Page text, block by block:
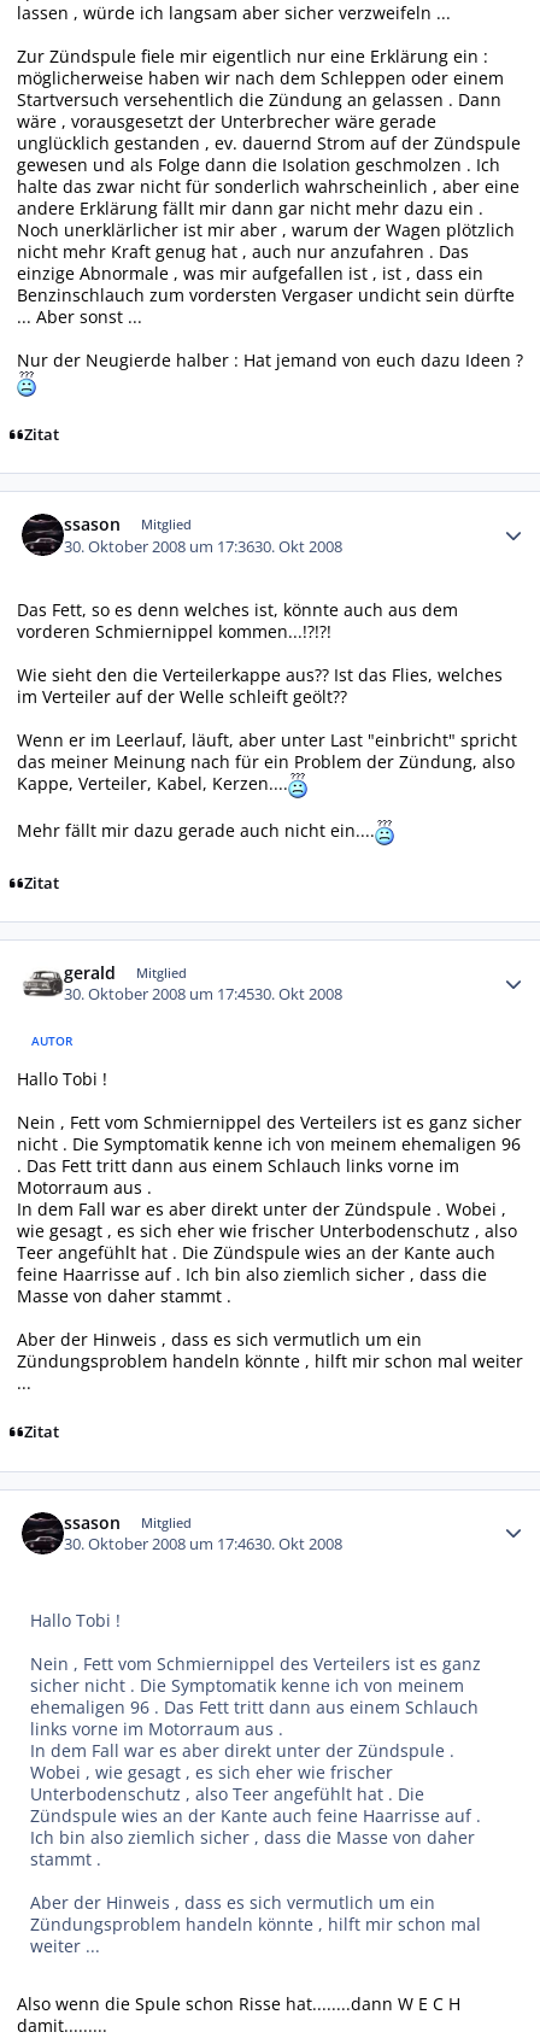
lassen , würde ich langsam aber sicher verzweifeln ...
Zur Zündspule fiele mir eigentlich nur eine Erklärung ein :
möglicherweise haben wir nach dem Schleppen oder einem
Startversuch versehentlich die Zündung an gelassen . Dann
wäre , vorausgesetzt der Unterbrecher wäre gerade
unglücklich gestanden , ev. dauernd Strom auf der Zündspule
gewesen und als Folge dann die Isolation geschmolzen . Ich
halte das zwar nicht für sonderlich wahrscheinlich , aber eine
andere Erklärung fällt mir dann gar nicht mehr dazu ein .
Noch unerklärlicher ist mir aber , warum der Wagen plötzlich
nicht mehr Kraft genug hat , auch nur anzufahren . Das
einzige Abnormale , was mir aufgefallen ist , ist , dass ein
Benzinschlauch zum vordersten Vergaser undicht sein dürfte
... Aber sonst ...
Nur der Neugierde halber : Hat jemand von euch dazu Ideen ?
Zitat
ssason Mitglied
30. Oktober 2008 um 17:3630. Okt 2008
Das Fett, so es denn welches ist, könnte auch aus dem
vorderen Schmiernippel kommen...!?!?!
Wie sieht den die Verteilerkappe aus?? Ist das Flies, welches
im Verteiler auf der Welle schleift geölt??
Wenn er im Leerlauf, läuft, aber unter Last "einbricht" spricht
das meiner Meinung nach für ein Problem der Zündung, also
Kappe, Verteiler, Kabel, Kerzen....
Mehr fällt mir dazu gerade auch nicht ein....
Zitat
gerald Mitglied
30. Oktober 2008 um 17:4530. Okt 2008
AUTOR
Hallo Tobi !
Nein , Fett vom Schmiernippel des Verteilers ist es ganz sicher
nicht . Die Symptomatik kenne ich von meinem ehemaligen 96
. Das Fett tritt dann aus einem Schlauch links vorne im
Motorraum aus .
In dem Fall war es aber direkt unter der Zündspule . Wobei ,
wie gesagt , es sich eher wie frischer Unterbodenschutz , also
Teer angefühlt hat . Die Zündspule wies an der Kante auch
feine Haarrisse auf . Ich bin also ziemlich sicher , dass die
Masse von daher stammt .
Aber der Hinweis , dass es sich vermutlich um ein
Zündungsproblem handeln könnte , hilft mir schon mal weiter
...
Zitat
ssason Mitglied
30. Oktober 2008 um 17:4630. Okt 2008
Hallo Tobi !
Nein , Fett vom Schmiernippel des Verteilers ist es ganz
sicher nicht . Die Symptomatik kenne ich von meinem
ehemaligen 96 . Das Fett tritt dann aus einem Schlauch
links vorne im Motorraum aus .
In dem Fall war es aber direkt unter der Zündspule .
Wobei , wie gesagt , es sich eher wie frischer
Unterbodenschutz , also Teer angefühlt hat . Die
Zündspule wies an der Kante auch feine Haarrisse auf .
Ich bin also ziemlich sicher , dass die Masse von daher
stammt .
Aber der Hinweis , dass es sich vermutlich um ein
Zündungsproblem handeln könnte , hilft mir schon mal
weiter ...
Also wenn die Spule schon Risse hat........dann W E C H
damit.........